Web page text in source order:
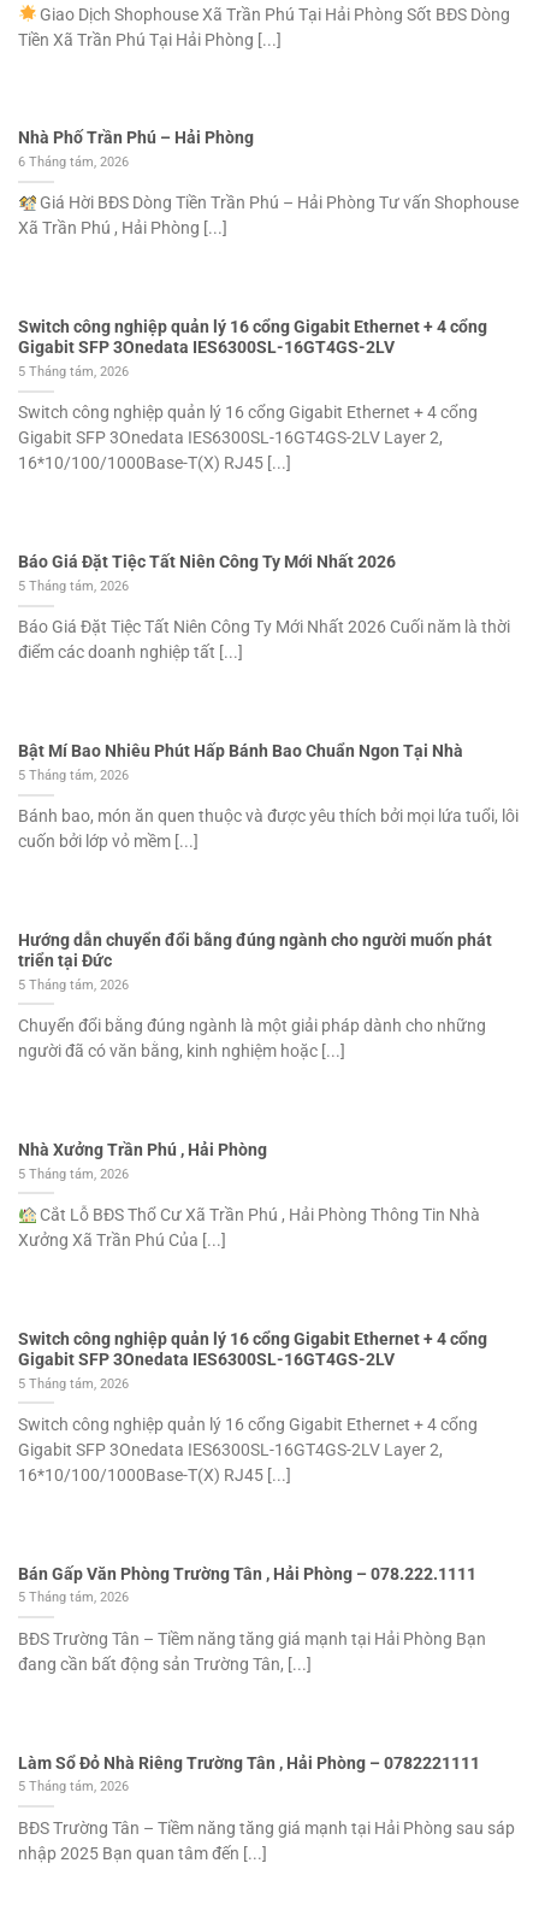
Giao Dịch Shophouse Xã Trần Phú Tại Hải Phòng Sốt BĐS Dòng
Tiền Xã Trần Phú Tại Hải Phòng [...]
Nhà Phố Trần Phú – Hải Phòng
6 Tháng tám, 2026
Giá Hời BĐS Dòng Tiền Trần Phú – Hải Phòng Tư vấn Shophouse
Xã Trần Phú , Hải Phòng [...]
Switch công nghiệp quản lý 16 cổng Gigabit Ethernet + 4 cổng
Gigabit SFP 3Onedata IES6300SL-16GT4GS-2LV
5 Tháng tám, 2026
Switch công nghiệp quản lý 16 cổng Gigabit Ethernet + 4 cổng
Gigabit SFP 3Onedata IES6300SL-16GT4GS-2LV Layer 2,
16*10/100/1000Base-T(X) RJ45 [...]
Báo Giá Đặt Tiệc Tất Niên Công Ty Mới Nhất 2026
5 Tháng tám, 2026
Báo Giá Đặt Tiệc Tất Niên Công Ty Mới Nhất 2026 Cuối năm là thời
điểm các doanh nghiệp tất [...]
Bật Mí Bao Nhiêu Phút Hấp Bánh Bao Chuẩn Ngon Tại Nhà
5 Tháng tám, 2026
Bánh bao, món ăn quen thuộc và được yêu thích bởi mọi lứa tuổi, lôi
cuốn bởi lớp vỏ mềm [...]
Hướng dẫn chuyển đổi bằng đúng ngành cho người muốn phát
triển tại Đức
5 Tháng tám, 2026
Chuyển đổi bằng đúng ngành là một giải pháp dành cho những
người đã có văn bằng, kinh nghiệm hoặc [...]
Nhà Xưởng Trần Phú , Hải Phòng
5 Tháng tám, 2026
Cắt Lỗ BĐS Thổ Cư Xã Trần Phú , Hải Phòng Thông Tin Nhà
Xưởng Xã Trần Phú Của [...]
Switch công nghiệp quản lý 16 cổng Gigabit Ethernet + 4 cổng
Gigabit SFP 3Onedata IES6300SL-16GT4GS-2LV
5 Tháng tám, 2026
Switch công nghiệp quản lý 16 cổng Gigabit Ethernet + 4 cổng
Gigabit SFP 3Onedata IES6300SL-16GT4GS-2LV Layer 2,
16*10/100/1000Base-T(X) RJ45 [...]
Bán Gấp Văn Phòng Trường Tân , Hải Phòng – 078.222.1111
5 Tháng tám, 2026
BĐS Trường Tân – Tiềm năng tăng giá mạnh tại Hải Phòng Bạn
đang cần bất động sản Trường Tân, [...]
Làm Sổ Đỏ Nhà Riêng Trường Tân , Hải Phòng – 0782221111
5 Tháng tám, 2026
BĐS Trường Tân – Tiềm năng tăng giá mạnh tại Hải Phòng sau sáp
nhập 2025 Bạn quan tâm đến [...]